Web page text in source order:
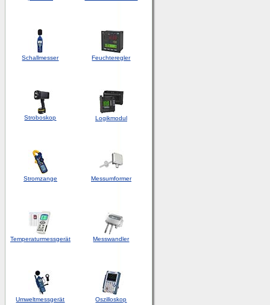
Schallmesser Feuchteregler
Stroboskop Logikmodul
Stromzange Messumformer
Temperaturmessgerät Messwandler
Umweltmessgerät Oszilloskop